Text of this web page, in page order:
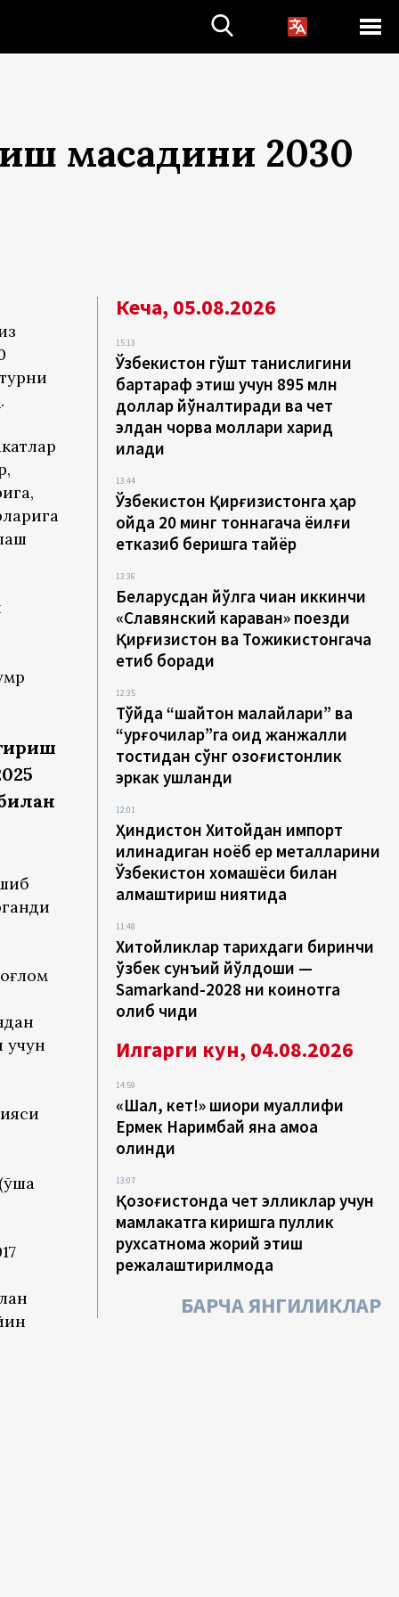
мақсадини 2030
.
учун
Кеча, 05.08.2026
15:13
Ўзбекистон гўшт танқислигини
бартараф этиш учун 895 млн
доллар йўналтиради ва чет
элдан чорва моллари харид
қилади
13:44
Ўзбекистон Қирғизистонга ҳар
ойда 20 минг тоннагача ёқилғи
етказиб беришга тайёр
13:36
Беларусдан йўлга чиққан иккинчи
«Славянский караван» поезди
Қирғизистон ва Тожикистонгача
етиб боради
12:35
Тўйда “шайтон малайлари” ва
“урғочилар”га оид жанжалли
тостидан сўнг қозоғистонлик
эркак ушланди
12:01
Ҳиндистон Хитойдан импорт
қилинадиган ноёб ер металларини
Ўзбекистон хомашёси билан
алмаштириш ниятида
11:48
Хитойликлар тарихдаги биринчи
ўзбек сунъий йўлдоши —
Samarkand-2028 ни коинотга
олиб чиқди
Илгарги кун, 04.08.2026
14:59
«Шал, кет!» шиори муаллифи
Ермек Наримбай яна қамоққа
олинди
13:07
Қозоғистонда чет элликлар учун
мамлакатга киришга пуллик
рухсатнома жорий этиш
режалаштирилмоқда
БАРЧА ЯНГИЛИКЛАР